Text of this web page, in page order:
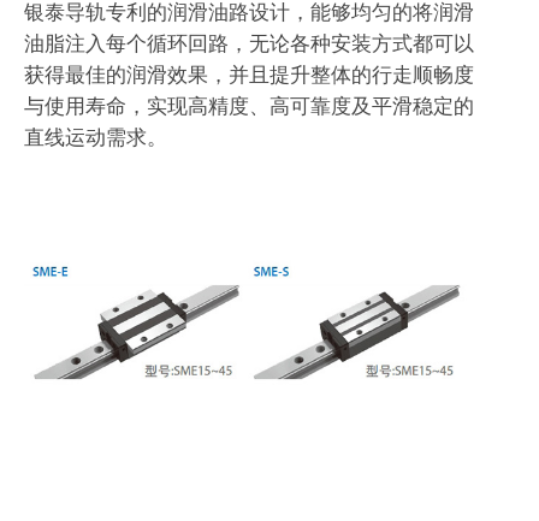
银泰导轨专利的润滑油路设计，能够均匀的将润滑
油脂注入每个循环回路，无论各种安装方式都可以
获得最佳的润滑效果，并且提升整体的行走顺畅度
与使用寿命，实现高精度、高可靠度及平滑稳定的
直线运动需求。